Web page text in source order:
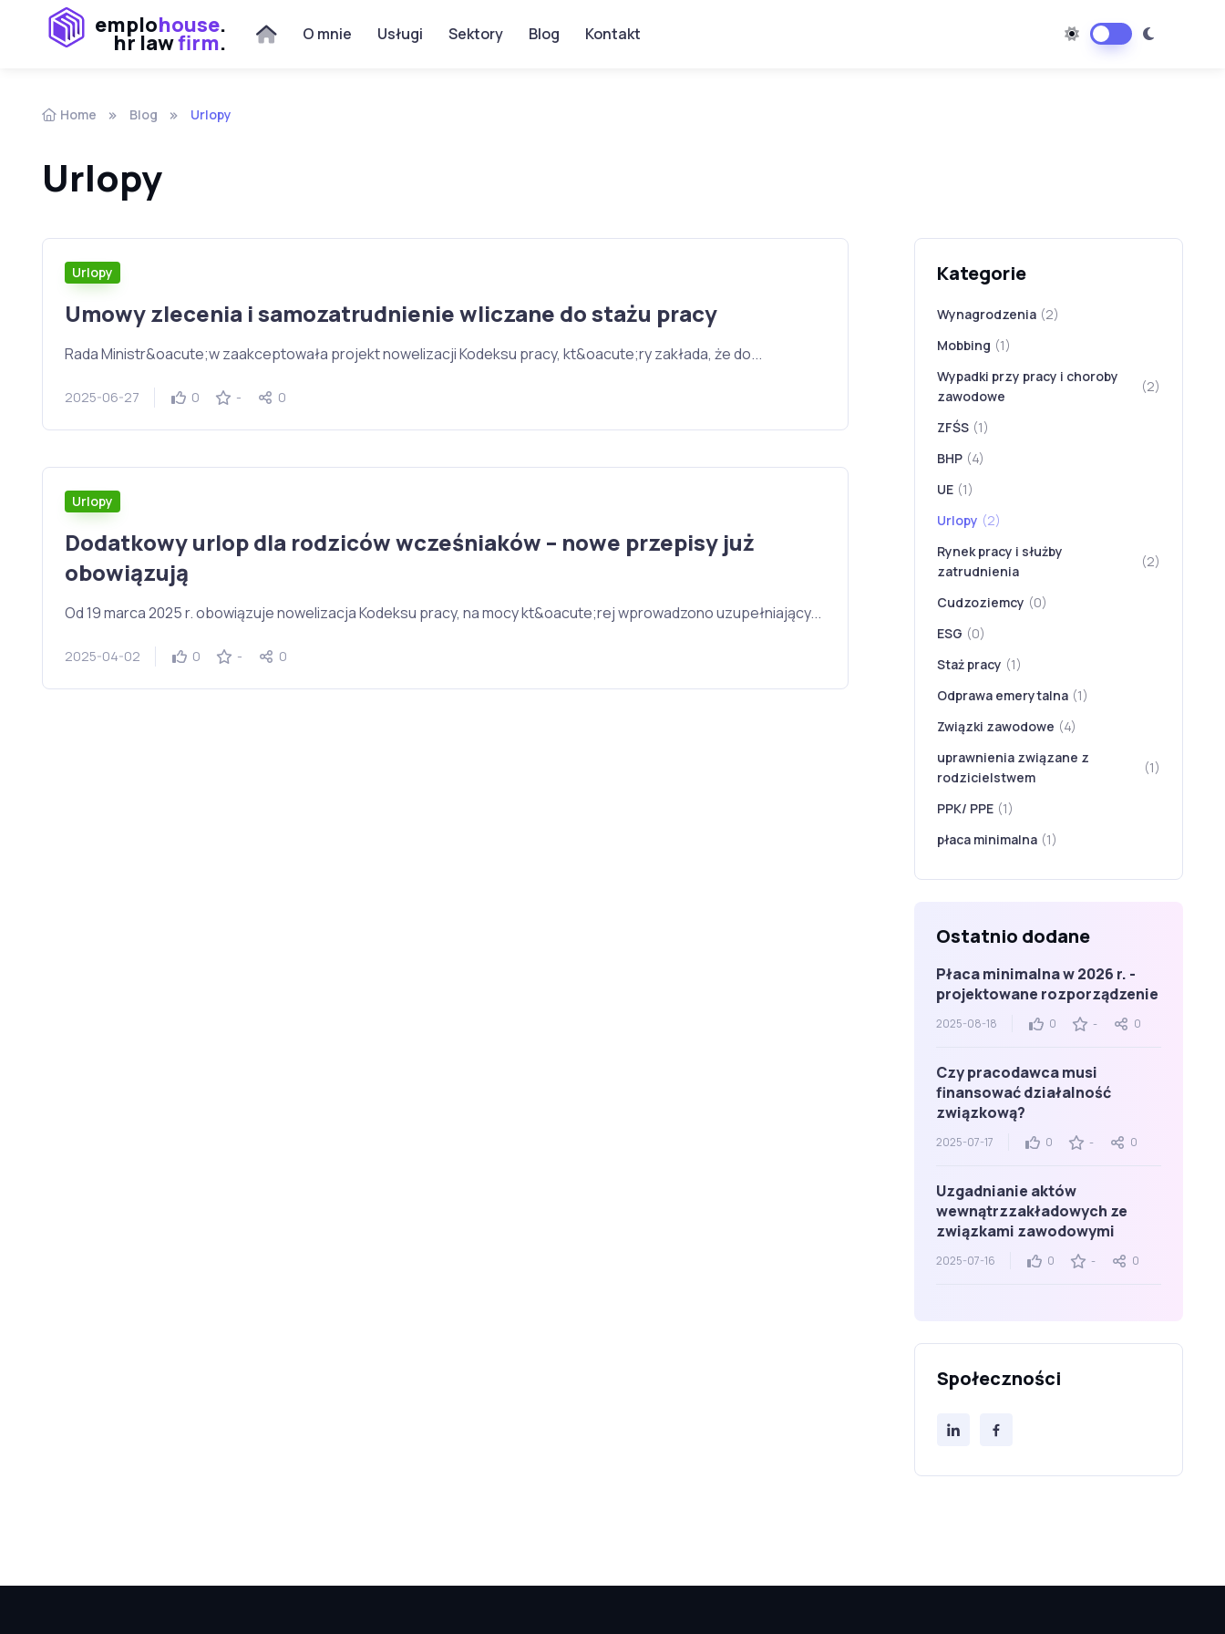
emplohouse.
hr lawfirm. O mnie Usługi Sektory Blog Kontakt
Home Blog Urlopy
Urlopy
Urlopy
Umowy zlecenia i samozatrudnienie wliczane do stażu pracy
Rada Ministr&oacute;w zaakceptowała projekt nowelizacji Kodeksu pracy, kt&oacute;ry zakłada, że do...
2025-06-27 0 - 0
Urlopy
Dodatkowy urlop dla rodziców wcześniaków – nowe przepisy już
obowiązują
Od 19 marca 2025 r. obowiązuje nowelizacja Kodeksu pracy, na mocy kt&oacute;rej wprowadzono uzupełniający...
2025-04-02 0 - 0
Kategorie
Wynagrodzenia (2)
Mobbing (1)
Wypadki przy pracy i choroby
zawodowe
(2)
ZFŚS (1)
BHP (4)
UE (1)
Urlopy (2)
Rynek pracy i służby
zatrudnienia
(2)
Cudzoziemcy (0)
ESG (0)
Staż pracy (1)
Odprawa emerytalna (1)
Związki zawodowe (4)
uprawnienia związane z
rodzicielstwem
(1)
PPK/ PPE (1)
płaca minimalna (1)
Ostatnio dodane
Płaca minimalna w 2026 r. -
projektowane rozporządzenie
2025-08-18 0 - 0
Czy pracodawca musi
finansować działalność
związkową?
2025-07-17 0 - 0
Uzgadnianie aktów
wewnątrzzakładowych ze
związkami zawodowymi
2025-07-16 0 - 0
Społeczności